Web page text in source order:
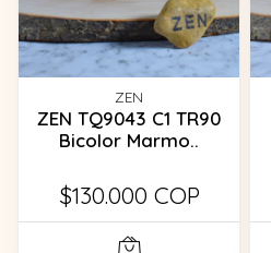
ZEN
ZEN TQ9043 C1 TR90
Bicolor Marmo..
$130.000 COP